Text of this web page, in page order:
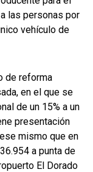
las personas por
vehículo de
de reforma
en el que se
de un 15% a un
presentación
mismo que en
a punta de
El Dorado